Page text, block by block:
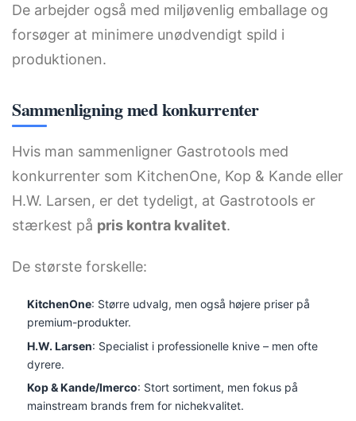
De arbejder også med miljøvenlig emballage og
forsøger at minimere unødvendigt spild i
produktionen.
Sammenligning med konkurrenter
Hvis man sammenligner Gastrotools med
konkurrenter som KitchenOne, Kop & Kande eller
H.W. Larsen, er det tydeligt, at Gastrotools er
stærkest på pris kontra kvalitet.
De største forskelle:
KitchenOne: Større udvalg, men også højere priser på
premium-produkter.
H.W. Larsen: Specialist i professionelle knive – men ofte
dyrere.
Kop & Kande/Imerco: Stort sortiment, men fokus på
mainstream brands frem for nichekvalitet.